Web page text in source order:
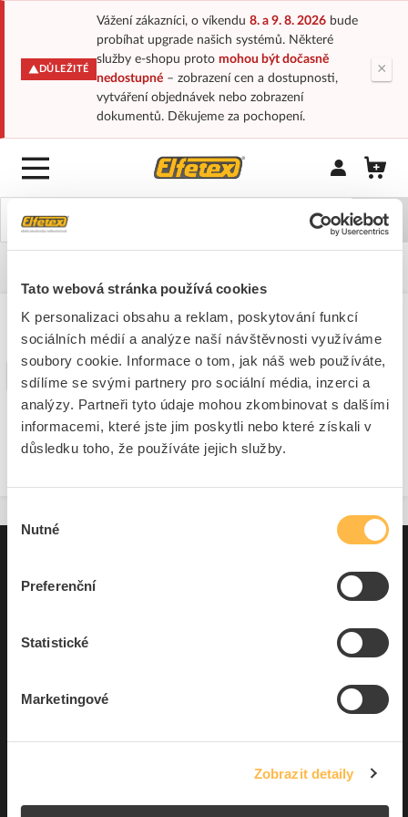
Tato webová stránka používá cookies
K personalizaci obsahu a reklam, poskytování funkcí
sociálních médií a analýze naší návštěvnosti využíváme
soubory cookie. Informace o tom, jak náš web používáte,
sdílíme se svými partnery pro sociální média, inzerci a
analýzy. Partneři tyto údaje mohou zkombinovat s dalšími
informacemi, které jste jim poskytli nebo které získali v
důsledku toho, že používáte jejich služby.
souhlasu
Nutné
Preferenční
Statistické
Marketingové
Zobrazit detaily
DŮLEŽITÉ
Vážení zákazníci, o víkendu 8. a 9. 8. 2026bude
probíhat upgrade našich systémů. Některé
služby e-shopu proto mohou být dočasně
nedostupné– zobrazení cen a dostupnosti,
vytváření objednávek nebo zobrazení
dokumentů. Děkujeme za pochopení.
×
Přihlásit/
SLV
Nepodařilo se nalést žádné produkty
Filtr
Souhrn podmínek
O nás
Elfetex, spol. s r.o.